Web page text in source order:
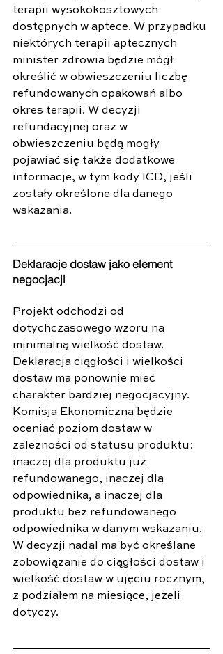
terapii wysokokosztowych
dostępnych w aptece. W przypadku
niektórych terapii aptecznych
minister zdrowia będzie mógł
określić w obwieszczeniu liczbę
refundowanych opakowań albo
okres terapii. W decyzji
refundacyjnej oraz w
obwieszczeniu będą mogły
pojawiać się także dodatkowe
informacje, w tym kody ICD, jeśli
zostały określone dla danego
wskazania.
Deklaracje dostaw jako element
negocjacji
Projekt odchodzi od
dotychczasowego wzoru na
minimalną wielkość dostaw.
Deklaracja ciągłości i wielkości
dostaw ma ponownie mieć
charakter bardziej negocjacyjny.
Komisja Ekonomiczna będzie
oceniać poziom dostaw w
zależności od statusu produktu:
inaczej dla produktu już
refundowanego, inaczej dla
odpowiednika, a inaczej dla
produktu bez refundowanego
odpowiednika w danym wskazaniu.
W decyzji nadal ma być określane
zobowiązanie do ciągłości dostaw i
wielkość dostaw w ujęciu rocznym,
z podziałem na miesiące, jeżeli
dotyczy.